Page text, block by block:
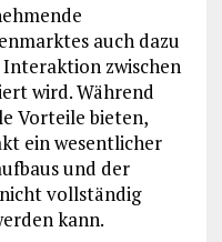
auch dazu
zwischen
wird. Während
Vorteile bieten,
ein wesentlicher
und der
vollständig
kann.